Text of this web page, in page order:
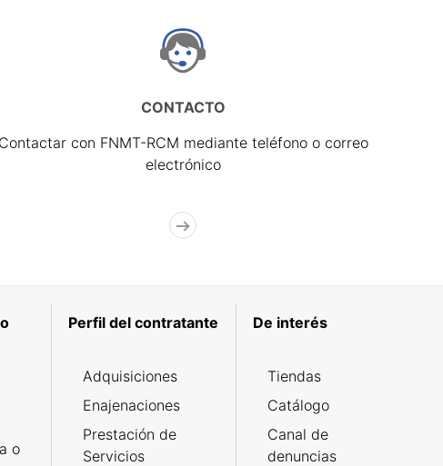
CONTACTO
Contactar con FNMT-RCM mediante teléfono o correo
electrónico
o
Perfil del contratante
Adquisiciones
Enajenaciones
Prestación de
Servicios
De interés
Tiendas
Catálogo
Canal de
denuncias